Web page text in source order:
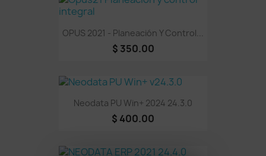
OPUS 2021 - Planeación Y Control...
$ 350.00
Neodata PU Win+ 2024 24.3.0
$ 400.00